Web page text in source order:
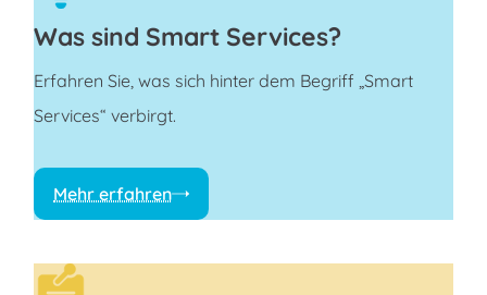
Was sind Smart Ser­vi­ces?
Erfahren Sie, was sich hinter dem Begriff „Smart
Services“ verbirgt.
Mehr erfahren